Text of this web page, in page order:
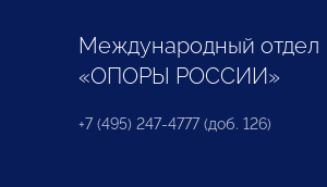
Международный отдел
«ОПОРЫ РОССИИ»
+7 (495) 247-4777 (доб. 126)